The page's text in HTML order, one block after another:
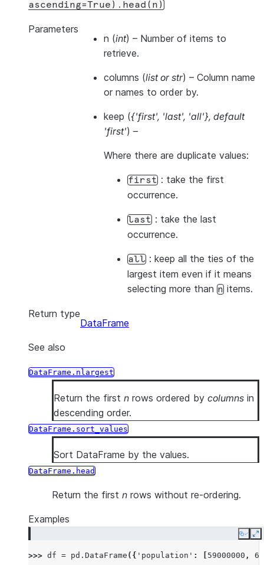
ascending=True).head(n)
Parameters
n (int) – Number of items to
retrieve.
columns (listorstr) – Column name
or names to order by.
keep ({'first', 'last', 'all'}, default
'first') –
Where there are duplicate values:
first : take the first
occurrence.
last : take the last
occurrence.
all : keep all the ties of the
largest item even if it means
selecting more than n items.
Return type
DataFrame
See also
DataFrame.nlargest
Return the first n rows ordered by columns in
descending order.
DataFrame.sort_values
Sort DataFrame by the values.
DataFrame.head
Return the first n rows without re-ordering.
Examples
Copy
>>> df = pd . DataFrame ({ 'population' : 59000000 ,